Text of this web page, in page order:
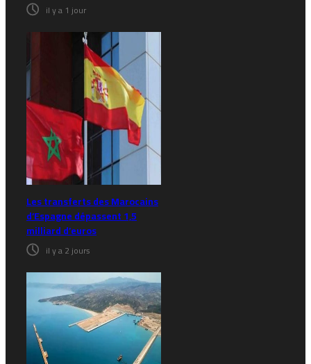
il y a 1 jour
Les transferts des Marocains
d’Espagne dépassent 1,5
milliard d’euros
il y a 2 jours